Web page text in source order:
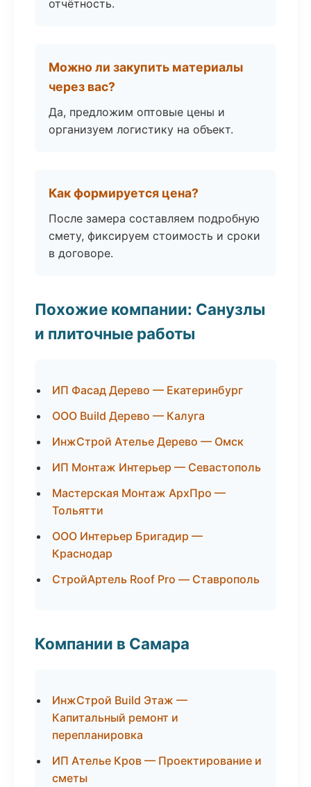
отчётность.
Можно ли закупить материалы
через вас?
Да, предложим оптовые цены и
организуем логистику на объект.
Как формируется цена?
После замера составляем подробную
смету, фиксируем стоимость и сроки
в договоре.
Похожие компании: Санузлы
и плиточные работы
ИП Фасад Дерево — Екатеринбург
ООО Build Дерево — Калуга
ИнжСтрой Ателье Дерево — Омск
ИП Монтаж Интерьер — Севастополь
Мастерская Монтаж АрхПро —
Тольятти
ООО Интерьер Бригадир —
Краснодар
СтройАртель Roof Pro — Ставрополь
Компании в Самара
ИнжСтрой Build Этаж —
Капитальный ремонт и
перепланировка
ИП Ателье Кров — Проектирование и
сметы